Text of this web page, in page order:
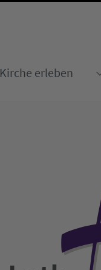
Kirche erleben